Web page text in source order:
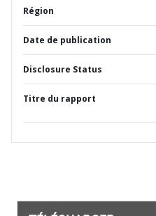
Région
Date de publication
Disclosure Status
Titre du rapport